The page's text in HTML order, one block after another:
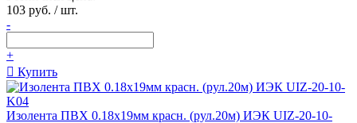
103 руб. / шт.
-
+
Купить
Изолента ПВХ 0.18х19мм красн. (рул.20м) ИЭК UIZ-20-10-